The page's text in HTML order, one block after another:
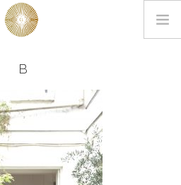
EDITIONS
L’AGENCE
B